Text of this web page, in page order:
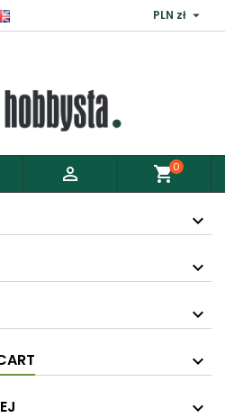
PLN zł 
 shopping_cart0
×
Schowka, musisz się
Zaloguj